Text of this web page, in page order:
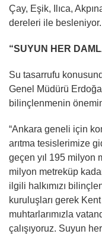
Çay, Eşik, Ilıca,
dereleri ile besleniyor.
“SUYUN HER
Su tasarrufu
Genel Müdürü
bilinçlenmenin
“Ankara geneli için
arıtma tesislerimize
geçen yıl 195 milyon
milyon metreküp
ilgili halkımızı
kuruluşları gerek
muhtarlarımızla
çalışıyoruz. Suyun